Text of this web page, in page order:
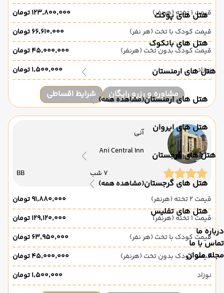
هتل های پوکت
هتل های بانکوک
هتل های ارمنستان
هتل های ارمنستان(مشاهده همه)
هتل های ایروان
هتل های گرجستان
هتل های گرجستان(مشاهده همه)
هتل های تفلیس
درباره ما
تماس با ما
مجله ملوان
قیمت 1 تخته (هرنفر)
۱۲۳٬۸۰۰٬۰۰۰ تومان
قیمت کودک با تخت (هر نفر)
۶۶٬۶۱۰٬۰۰۰ تومان
قیمت کودک بدون تخت (هرنفر)
۴۵٬۰۰۰٬۰۰۰ تومان
نوزاد
۱٬۵۰۰٬۰۰۰ تومان
مشاوره و رزرو رایگان شرایط اقساطی
آنی
Ani Central Inn
7 شب BB
قیمت 2 تخته (هرنفر)
۹۱٬۸۸۰٬۰۰۰ تومان
قیمت 1 تخته (هرنفر)
۱۲۹٬۱۲۰٬۰۰۰ تومان
قیمت کودک با تخت (هر نفر)
۶۳٬۹۵۰٬۰۰۰ تومان
قیمت کودک بدون تخت (هرنفر)
۴۵٬۰۰۰٬۰۰۰ تومان
نوزاد
۱٬۵۰۰٬۰۰۰ تومان